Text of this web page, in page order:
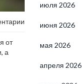
от
а
июля 2026
июня 2026
мая 2026
апреля 2026